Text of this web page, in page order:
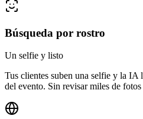
Búsqueda por rostro
Un selfie y listo
Tus clientes suben una selfie y la IA
del evento. Sin revisar miles de